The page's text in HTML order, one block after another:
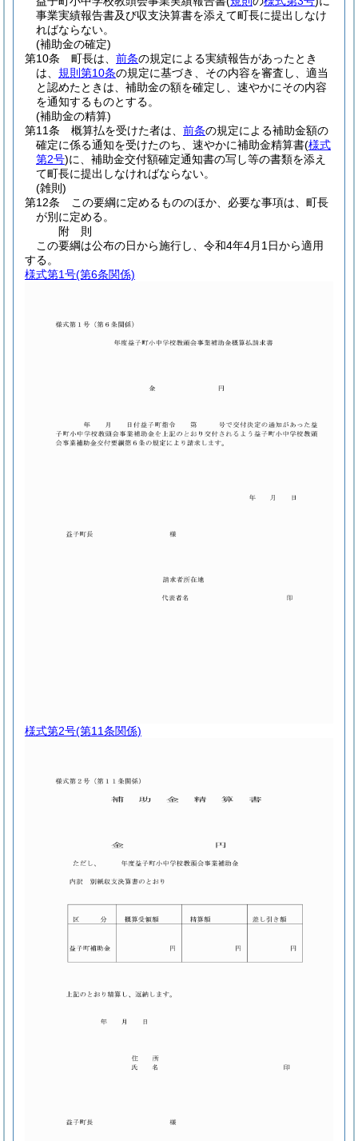
事業実績報告書及び収支決算書を添えて町長に提出しなけ
ればならない。
(補助金の確定)
第10条
町長は、 前条の規定による実績報告があったとき
は、 規則第10条の規定に基づき、その内容を審査し、適当
と認めたときは、補助金の額を確定し、速やかにその内容
を通知するものとする。
(補助金の精算)
第11条
概算払を受けた者は、 前条の規定による補助金額の
確定に係る通知を受けたのち、速やかに補助金精算書(様式
第2号)に、補助金交付額確定通知書の写し等の書類を添え
て町長に提出しなければならない。
(雑則)
第12条
この要綱に定めるもののほか、必要な事項は、町長
が別に定める。
附 則
この要綱は公布の日から施行し、令和4年4月1日から適用
する。
様式第1号(第6条関係)
様式第2号(第11条関係)